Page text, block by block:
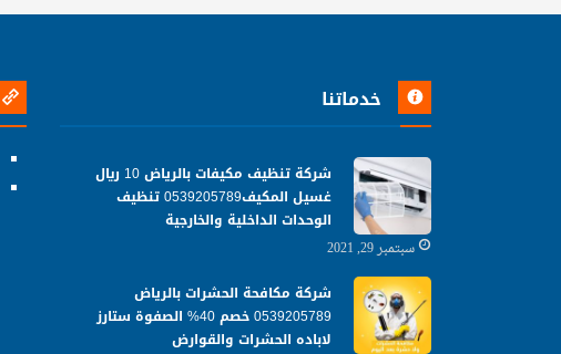
خدماتنا
شركة تنظيف مكيفات بالرياض 10 ريال
غسيل المكيف0539205789 تنظيف
الوحدات الداخلية والخارجية
سبتمبر 29, 2021
شركة مكافحة الحشرات بالرياض
0539205789 خصم 40% الصفوة ستارز
لاباده الحشرات والقوارض